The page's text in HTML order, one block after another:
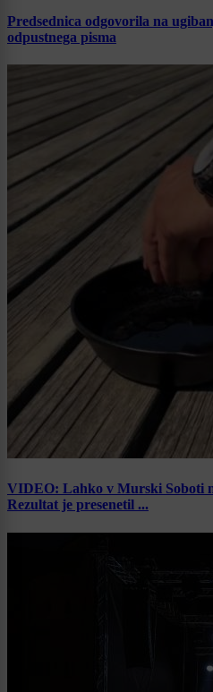
Predsednica odgovorila na
odpustnega pisma
VIDEO: Lahko v Murski Soboti
Rezultat je presenetil ...